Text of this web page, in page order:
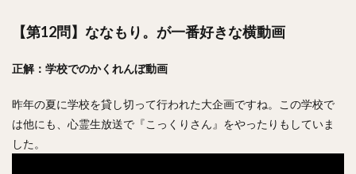
【第12問】ななもり。が一番好きな横動画
正解：学校でのかくれんぼ動画
昨年の夏に学校を貸し切って行われた大企画ですね。この学校で
は他にも、心霊生放送で『こっくりさん』をやったりもしていま
した。